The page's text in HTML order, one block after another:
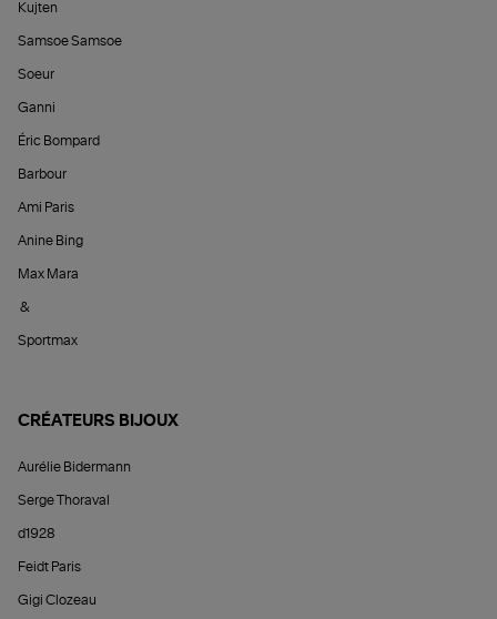
Kujten
Samsoe Samsoe
Soeur
Ganni
Éric Bompard
Barbour
Ami Paris
Anine Bing
Max Mara
&
Sportmax
CRÉATEURS BIJOUX
Aurélie Bidermann
Serge Thoraval
d1928
Feidt Paris
Gigi Clozeau